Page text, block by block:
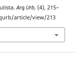
Arq.Urb, (4), 215–
article/view/213